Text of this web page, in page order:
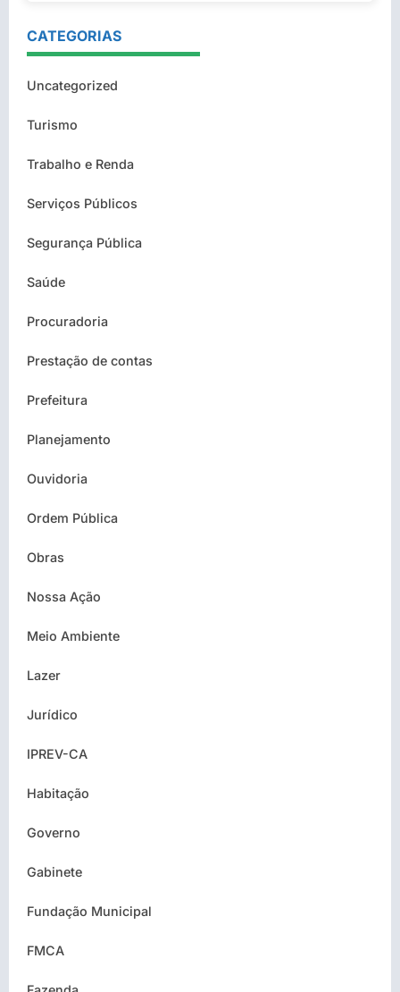
CATEGORIAS
Uncategorized
Turismo
Trabalho e Renda
Serviços Públicos
Segurança Pública
Saúde
Procuradoria
Prestação de contas
Prefeitura
Planejamento
Ouvidoria
Ordem Pública
Obras
Nossa Ação
Meio Ambiente
Lazer
Jurídico
IPREV-CA
Habitação
Governo
Gabinete
Fundação Municipal
FMCA